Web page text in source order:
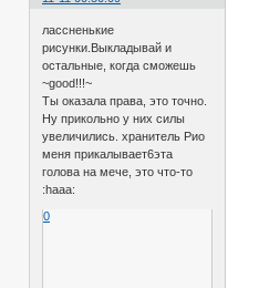
лассненькие
рисунки.Выкладывай и
остальные, когда сможешь
~good!!!~
Ты оказала права, это точно.
Ну прикольно у них силы
увеличились. хранитель Рио
меня прикалывает6эта
голова на мече, это что-то
:haaa:
0